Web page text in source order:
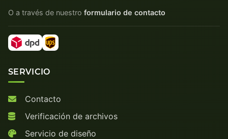
O a través de nuestro formulario de contacto
SERVICIO
Contacto
Verificación de archivos
Servicio de diseño